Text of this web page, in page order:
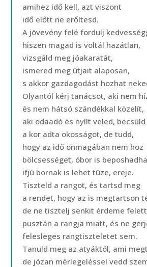
amihez idő kell, azt viszont
idő előtt ne erőltesd.
A jövevény felé fordulj
hiszen magad is voltál hazátlan,
vizsgáld meg jóakaratát,
ismered meg útjait alaposan,
s akkor gazdagodást hozhat
Olyantól kérj tanácsot, aki nem
és nem hátsó szándékkal közelít,
aki odaadó és nyílt veled, becsüld
a kor adta okosságot, de tudd,
hogy az idő önmagában nem hoz
bölcsességet, óbor is
ifjú bornak is lehet tüze, ereje.
Tiszteld a rangot, és tartsd meg
a rendet, hogy az is megtartson
de ne tisztelj senkit érdeme
pusztán a rangja miatt, és ne
felesleges rangtiszteletet sem.
Tanuld meg az atyáktól, ami
de józan mérlegeléssel vedd